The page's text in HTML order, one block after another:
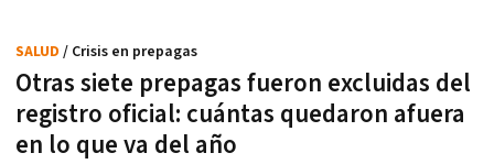
Otras siete prepagas fueron excluidas del
registro oficial: cuántas quedaron afuera
en lo que va del año
SALUD / Crisis en prepagas